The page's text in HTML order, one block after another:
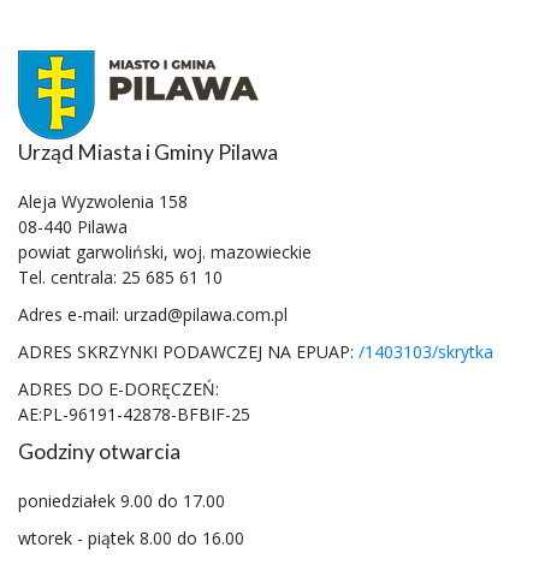
Urząd Miasta i Gminy Pilawa
Aleja Wyzwolenia 158
08-440 Pilawa
powiat garwoliński, woj. mazowieckie
Tel. centrala: 25 685 61 10
Adres e-mail: urzad@pilawa.com.pl
ADRES SKRZYNKI PODAWCZEJ NA EPUAP: /1403103/skrytka
ADRES DO E-DORĘCZEŃ:
AE:PL-96191-42878-BFBIF-25
Godziny otwarcia
poniedziałek 9.00 do 17.00
wtorek - piątek 8.00 do 16.00